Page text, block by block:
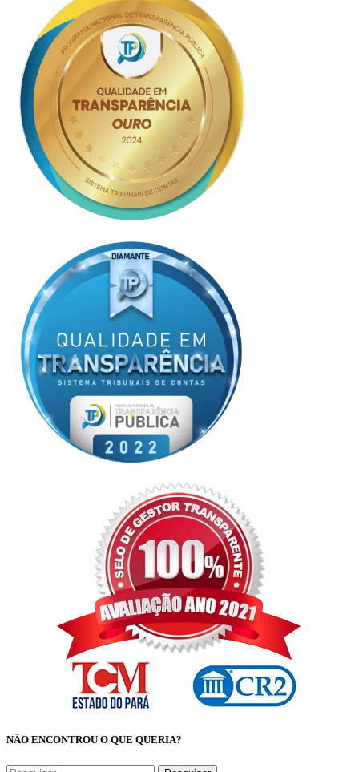
NÃO ENCONTROU O QUE QUERIA?